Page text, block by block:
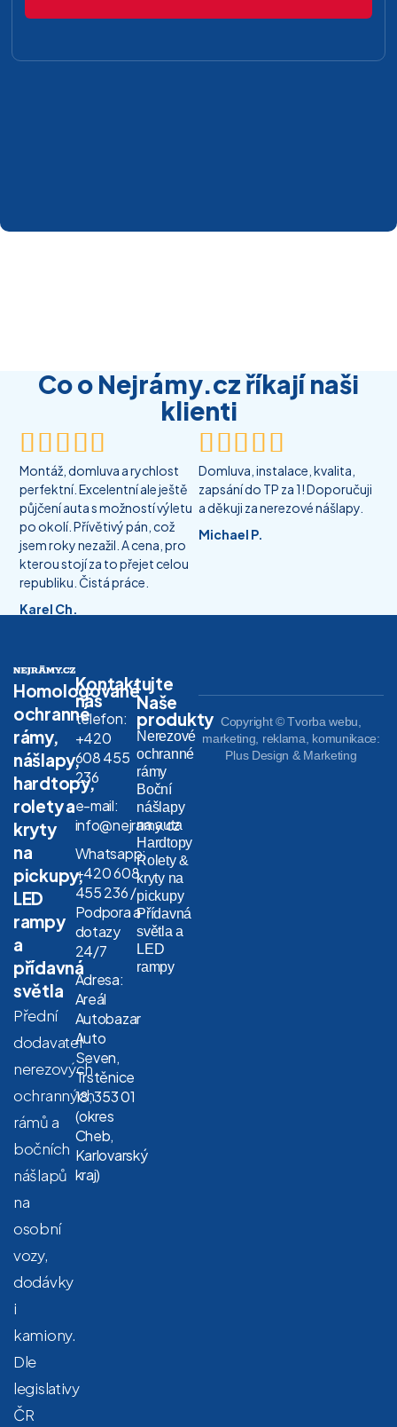
Co o Nejrámy.cz říkají naši
klienti

Montáž, domluva a rychlost
perfektní. Excelentní ale ještě
půjčení auta s možností výletu
po okolí. Přívětivý pán, což
jsem roky nezažil. A cena, pro
kterou stojí za to přejet celou
republiku. Čistá práce.
Karel Ch.

Domluva, instalace, kvalita,
zapsání do TP za 1! Doporučuji
a děkuji za nerezové nášlapy.
Michael P.
Homologované
ochranné
rámy,
nášlapy,
hardtopy,
rolety a
kryty
na
pickupy,
LED
rampy
a
přídavná
světla
Přední
dodavatel
nerezových
ochranných
rámů a
bočních
nášlapů
na
osobní
vozy,
dodávky
i
kamiony.
Dle
legislativy
ČR
Kontaktujte
nás
telefon:
+420
608 455
236
e-mail:
info@nejramy.cz
Whatsapp:
+420 608
455 236 /
Podpora a
dotazy
24/7
Adresa:
Areál
Autobazar
Auto
Seven,
Trstěnice
18, 353 01
(okres
Cheb,
Karlovarský
kraj)
Naše
produkty
Nerezové
ochranné
rámy
Boční
nášlapy
na auta
Hardtopy
Rolety &
kryty na
pickupy
Přídavná
světla a
LED
rampy
Copyright © Tvorba webu,
marketing, reklama, komunikace:
Plus Design & Marketing